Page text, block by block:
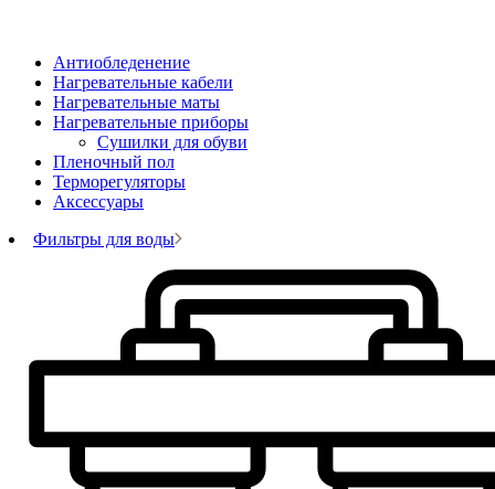
Антиобледенение
Нагревательные кабели
Нагревательные маты
Нагревательные приборы
Сушилки для обуви
Пленочный пол
Терморегуляторы
Аксессуары
Фильтры для воды